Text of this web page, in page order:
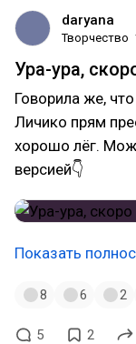
daryana
Творчество
Ура-ура,
Говорила же,
Личико прям
хорошо лёг.
версией👇
Показать
8 6 2
5 2